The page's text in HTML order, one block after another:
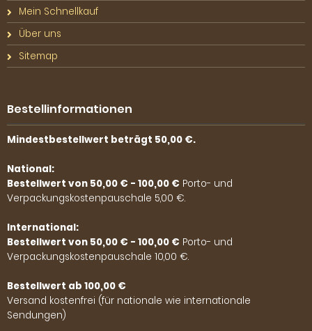
Mein Schnellkauf
Über uns
Sitemap
Bestellinformationen
Mindestbestellwert beträgt 50,00 €.
National:
Bestellwert von 50,00 € - 100,00 € Porto- und
Verpackungskostenpauschale 5,00 €.
International:
Bestellwert von 50,00 € - 100,00 € Porto- und
Verpackungskostenpauschale 10,00 €.
Bestellwert ab 100,00 €
Versand kostenfrei (für nationale wie internationale
Sendungen)